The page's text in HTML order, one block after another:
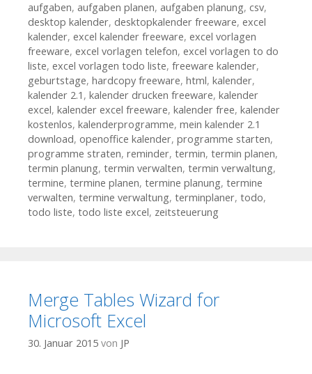
aufgaben, aufgaben planen, aufgaben planung, csv,
desktop kalender, desktopkalender freeware, excel
kalender, excel kalender freeware, excel vorlagen
freeware, excel vorlagen telefon, excel vorlagen to do
liste, excel vorlagen todo liste, freeware kalender,
geburtstage, hardcopy freeware, html, kalender,
kalender 2.1 , kalender drucken freeware, kalender
excel, kalender excel freeware, kalender free, kalender
kostenlos, kalenderprogramme, mein kalender 2.1
download, openoffice kalender, programme starten,
programme straten, reminder, termin, termin planen,
termin planung, termin verwalten, termin verwaltung,
termine, termine planen, termine planung, termine
verwalten, termine verwaltung, terminplaner, todo,
todo liste, todo liste excel, zeitsteuerung
Merge Tables Wizard for
Microsoft Excel
30. Januar 2015 von JP